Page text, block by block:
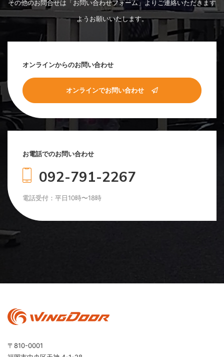
その他のお問合せは「お問い合わせフォーム」よりご連絡いただきます
ようお願いいたします。
オンラインからのお問い合わせ
オンラインでお問い合わせ
お電話でのお問い合わせ
092-791-2267
電話受付：平日10時〜18時
〒810-0001